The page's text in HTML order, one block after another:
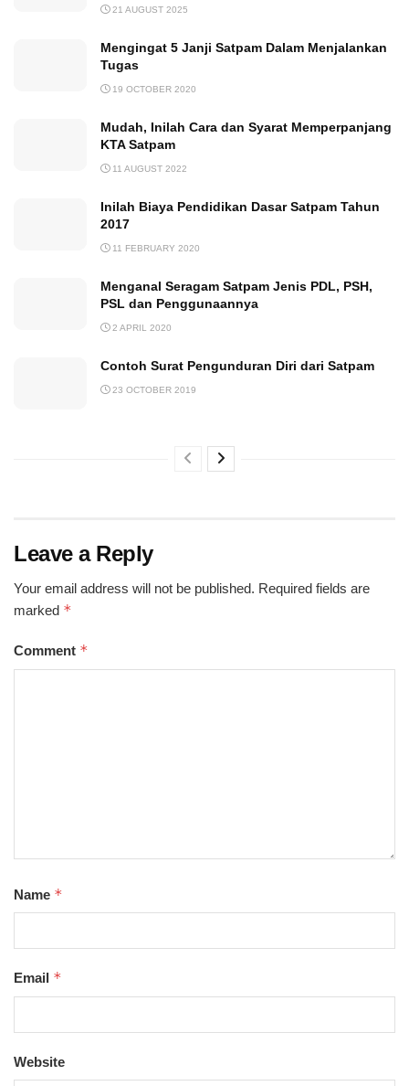
21 AUGUST 2025
Mengingat 5 Janji Satpam Dalam Menjalankan
Tugas
19 OCTOBER 2020
Mudah, Inilah Cara dan Syarat Memperpanjang
KTA Satpam
11 AUGUST 2022
Inilah Biaya Pendidikan Dasar Satpam Tahun
2017
11 FEBRUARY 2020
Menganal Seragam Satpam Jenis PDL, PSH,
PSL dan Penggunaannya
2 APRIL 2020
Contoh Surat Pengunduran Diri dari Satpam
23 OCTOBER 2019
Leave a Reply
Your email address will not be published. Required fields are
marked *
Comment *
Name *
Email *
Website